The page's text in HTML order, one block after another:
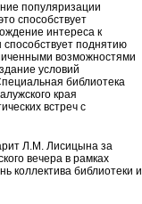
популяризации
способствует
интереса к
поднятию
возможностями
условий
библиотека
края
встреч с
Л.М. Лисицына за
вечера в рамках
коллектива библиотеки и